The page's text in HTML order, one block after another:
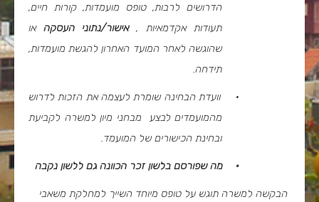
הדרושים לרבות, טופס מועמדות, קורות חיים,
תעודות אקדמאיות ,אישור/נתוני העסקה או
שהוגשה לאחר המועד האחרון להגשת מועמדות,
תידחה.
·
וועדת הבחינה שומרת לעצמה את הזכות לדרוש
מהמועמדים לבצע מבחני מיון למשרה לקביעת
ובחינת הכישורים של המועמד.
· מה שפורסם בלשון זכר הכוונה גם ללשון נקבה
הבקשה למשרה תוגש על טופס מיוחד השייך למחלקת משאבי